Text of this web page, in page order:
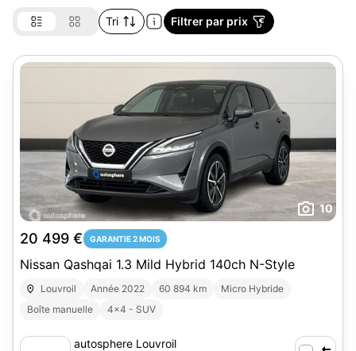
Tri Filtrer par prix
10
20 499 € GARANTIE 2 MOIS
Nissan Qashqai 1.3 Mild Hybrid 140ch N-Style
Louvroil Année 2022 60 894 km
Micro Hybride
Boîte manuelle
4x4 - SUV
autosphere Louvroil